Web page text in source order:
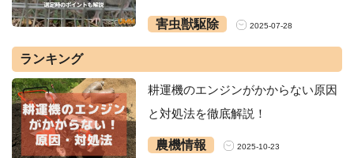
害虫獣駆除 2025-07-28
ランキング
耕運機のエンジンがかからない原因
と対処法を徹底解説！
農機情報 2025-10-23